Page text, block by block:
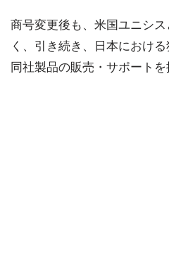
商号変更後も、米国ユニシ
く、引き続き、日本における
同社製品の販売・サポートを